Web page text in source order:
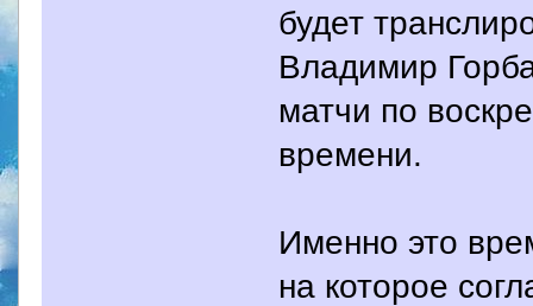
будет
Владимир
матчи по
времени.
Именно это
на которое